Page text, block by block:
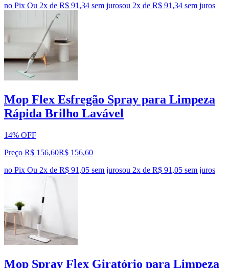
no Pix Ou 2x de R$ 91,34 sem jurosou 2x de R$ 91,34 sem juros
Mop Flex Esfregão Spray para Limpeza
Rápida Brilho Lavável
14% OFF
Preço R$ 156,60R$ 156,60
no Pix Ou 2x de R$ 91,05 sem jurosou 2x de R$ 91,05 sem juros
Mop Spray Flex Giratório para Limpeza